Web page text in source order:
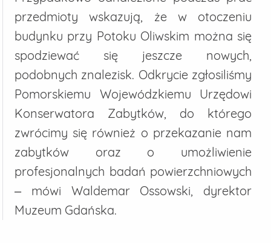
przedmioty wskazują, że w otoczeniu
budynku przy Potoku Oliwskim można się
spodziewać się jeszcze nowych,
podobnych znalezisk. Odkrycie zgłosiliśmy
Pomorskiemu Wojewódzkiemu Urzędowi
Konserwatora Zabytków, do którego
zwrócimy się również o przekazanie nam
zabytków oraz o umożliwienie
profesjonalnych badań powierzchniowych
– mówi Waldemar Ossowski, dyrektor
Muzeum Gdańska.